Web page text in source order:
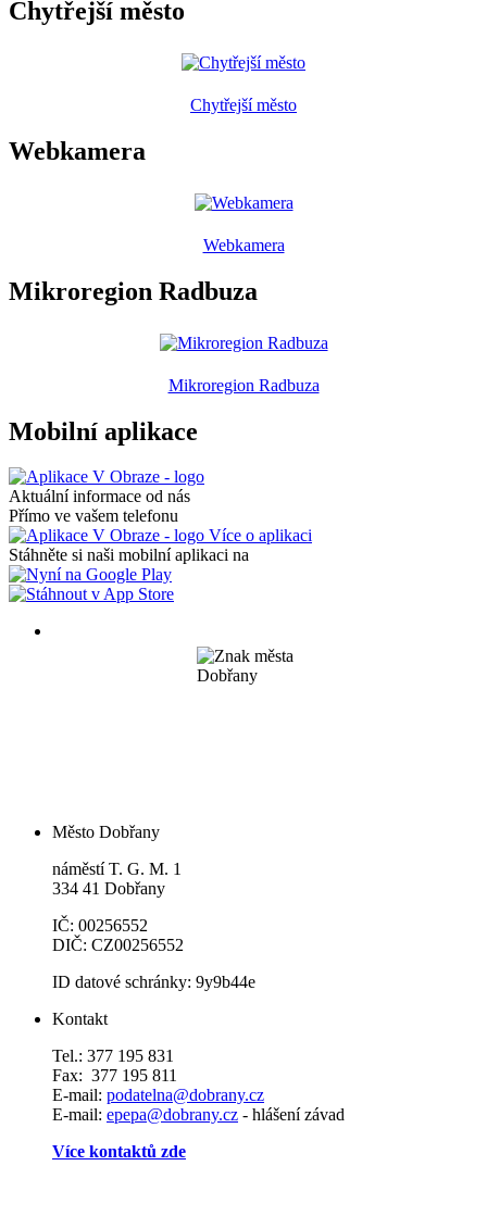
Chytřejší město
Chytřejší město
Webkamera
Webkamera
Mikroregion Radbuza
Mikroregion Radbuza
Mobilní aplikace
Aktuální informace od nás
Přímo ve vašem telefonu
Více o aplikaci
Stáhněte si naši mobilní aplikaci na
Město Dobřany
náměstí T. G. M. 1
334 41 Dobřany
IČ: 00256552
DIČ: CZ00256552
ID datové schránky: 9y9b44e
Kontakt
Tel.: 377 195 831
Fax: 377 195 811
E-mail: podatelna@dobrany.cz
E-mail: epepa@dobrany.cz - hlášení závad
Více kontaktů zde